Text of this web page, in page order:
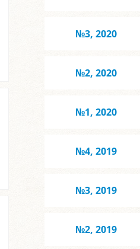
№3, 2020
№2, 2020
№1, 2020
№4, 2019
№3, 2019
№2, 2019